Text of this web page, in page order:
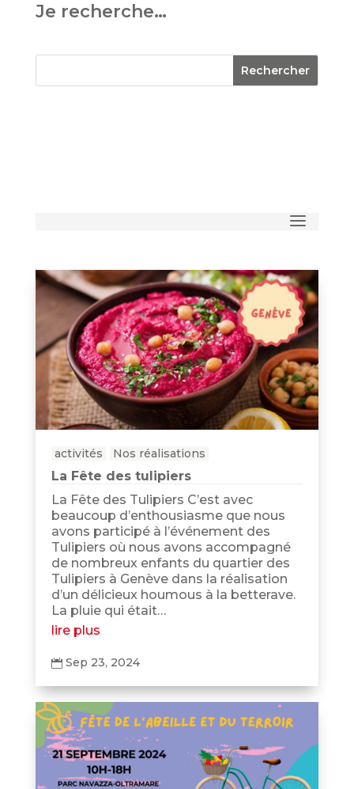
Je recherche…
activités Nos réalisations
La Fête des tulipiers
La Fête des Tulipiers C’est avec
beaucoup d’enthousiasme que nous
avons participé à l’événement des
Tulipiers où nous avons accompagné
de nombreux enfants du quartier des
Tulipiers à Genève dans la réalisation
d’un délicieux houmous à la betterave.
La pluie qui était…
lire plus
 Sep 23, 2024